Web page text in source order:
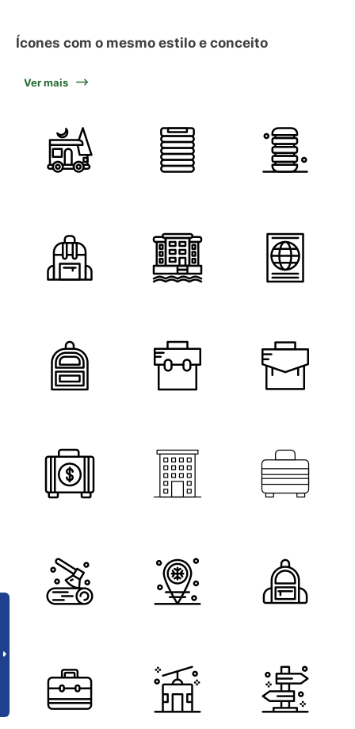
Ícones com o mesmo estilo e conceito
Ver mais